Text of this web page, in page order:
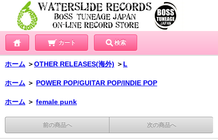
カート 検索
ホーム ＞OTHER RELEASES(海外) ＞ L
ホーム ＞ POWER POP/GUITAR POP/INDIE POP
ホーム ＞ female punk
前の商品へ 次の商品へ